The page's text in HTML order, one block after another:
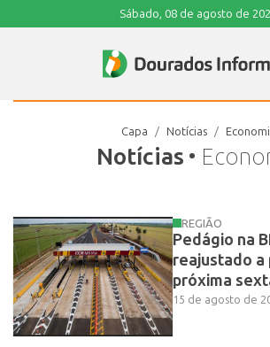
Sábado, 08 de agosto de
Notícias •
Capa Notícias
REGIÃO
Pedágio na
reajustado a
próxima
15 de agosto de